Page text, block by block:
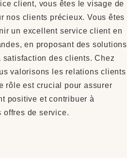
client, vous êtes le visage de
nos clients précieux. Vous êtes
un excellent service client en
en proposant des solutions
des clients. Chez
valorisons les relations clients
rôle est crucial pour assurer
positive et contribuer à
offres de service.